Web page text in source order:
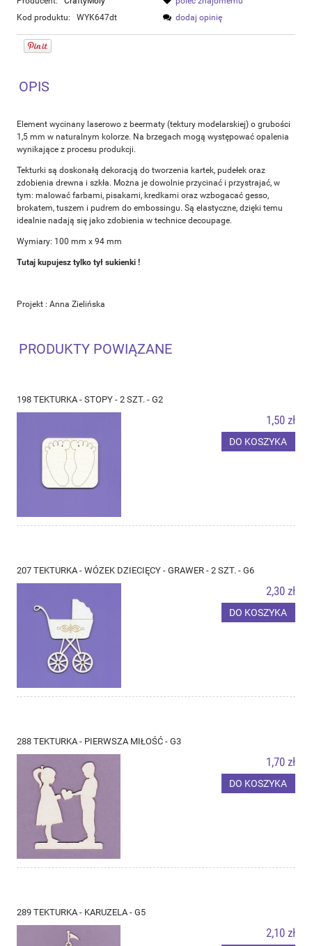
Kod produktu:
WYK647dt
dodaj opinię
OPIS
Element wycinany laserowo z beermaty (tektury modelarskiej) o grubości
1,5 mm w naturalnym kolorze. Na brzegach mogą występować opalenia
wynikające z procesu produkcji.
Tekturki są doskonałą dekoracją do tworzenia kartek, pudełek oraz
zdobienia drewna i szkła. Można je dowolnie przycinać i przystrajać, w
tym: malować farbami, pisakami, kredkami oraz wzbogacać gesso,
brokatem, tuszem i pudrem do embossingu. Są elastyczne, dzięki temu
idealnie nadają się jako zdobienia w technice decoupage.
Wymiary: 100 mm x 94 mm
Tutaj kupujesz tylko tył sukienki !
Projekt : Anna Zielińska
PRODUKTY POWIĄZANE
198 TEKTURKA - STOPY - 2 SZT. - G2
1,50 zł
DO KOSZYKA
207 TEKTURKA - WÓZEK DZIECIĘCY - GRAWER - 2 SZT. - G6
2,30 zł
DO KOSZYKA
288 TEKTURKA - PIERWSZA MIŁOŚĆ - G3
1,70 zł
DO KOSZYKA
289 TEKTURKA - KARUZELA - G5
2,10 zł